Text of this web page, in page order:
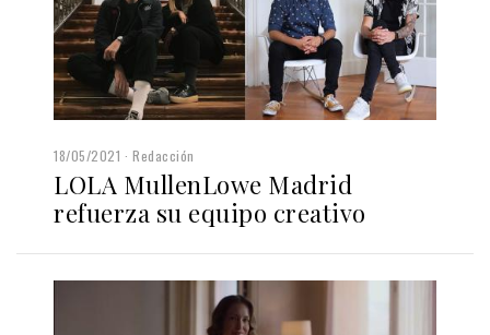
18/05/2021 Redacción
LOLA MullenLowe Madrid
refuerza su equipo creativo